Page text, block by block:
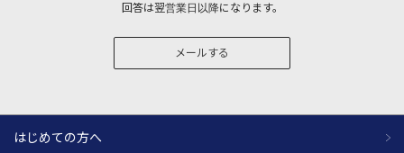
回答は翌営業日以降になります。
メールする
はじめての方へ